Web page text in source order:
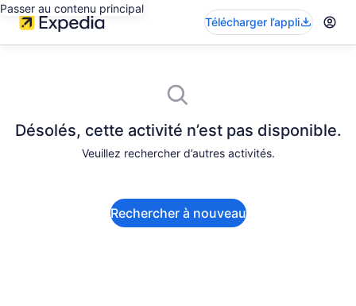
Passer au contenu principal
Télécharger l’appli
Désolés, cette activité n’est pas disponible.
Veuillez rechercher d’autres activités.
Rechercher à nouveau